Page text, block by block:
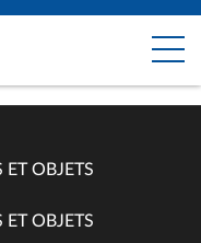
ET OBJETS
ET OBJETS